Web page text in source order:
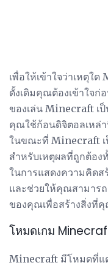
เพื่อให้เข้าใจว่าเหตุใ
ดั้งเดิมคุณต้องเข้าใจก่
ของเล่น Minecraft เ
คุณใช้ก้อนดิจิตอลเหล่
ในขณะที่ Minecraft เ
สำหรับเหตุผลที่ถูกต้อ
ในการแสดงความคิดส
และช่วยให้คุณสามาร
ของคุณเพื่อสร้างสิ่งที่
โหมดเกม
Minecraft มีโหมดที่แ